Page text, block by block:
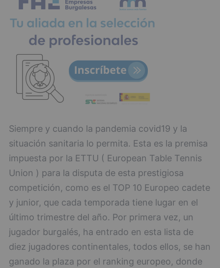
Siempre y cuando la pandemia covid19 y la
situación sanitaria lo permita. Esta es la premisa
impuesta por la ETTU ( European Table Tennis
Union ) para la disputa de esta prestigiosa
competición, como es el TOP 10 Europeo cadete
y junior, que cada temporada tiene lugar en el
último trimestre del año. Por primera vez, un
jugador burgalés, ha entrado en esta lista de
diez jugadores continentales, todos ellos, se han
ganado la plaza por el ranking europeo, donde